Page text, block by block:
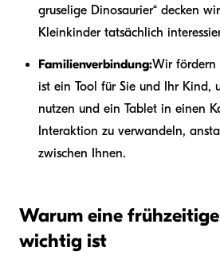
gruselige Dinosaurier“ decken
Kleinkinder tatsächlich
Familienverbindung:Wir fördern
ist ein Tool für Sie und Ihr Kind,
nutzen und ein Tablet in einen
Interaktion zu verwandeln,
zwischen Ihnen.
Warum eine
wichtig ist